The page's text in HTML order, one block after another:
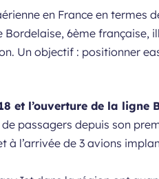
en France en termes
Bordelaise, 6ème
Un objectif : positionner
et l’ouverture de la ligne
passagers depuis son
à l’arrivée de 3 avions